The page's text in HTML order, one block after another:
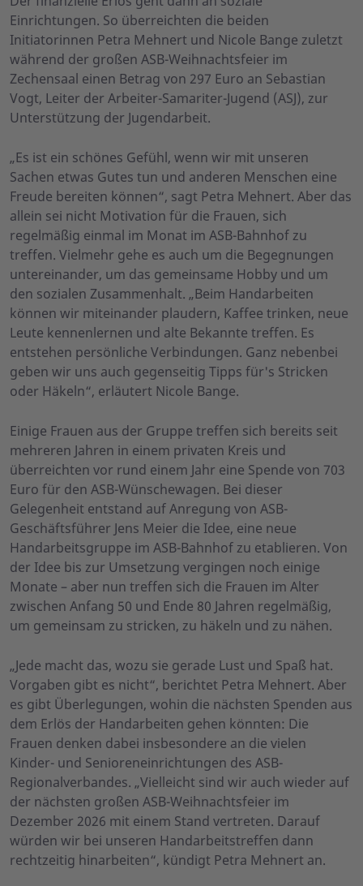
Einrichtungen. So überreichten die beiden
Initiatorinnen Petra Mehnert und Nicole Bange zuletzt
während der großen ASB-Weihnachtsfeier im
Zechensaal einen Betrag von 297 Euro an Sebastian
Vogt, Leiter der Arbeiter-Samariter-Jugend (ASJ), zur
Unterstützung der Jugendarbeit.
„Es ist ein schönes Gefühl, wenn wir mit unseren
Sachen etwas Gutes tun und anderen Menschen eine
Freude bereiten können“, sagt Petra Mehnert. Aber das
allein sei nicht Motivation für die Frauen, sich
regelmäßig einmal im Monat im ASB-Bahnhof zu
treffen. Vielmehr gehe es auch um die Begegnungen
untereinander, um das gemeinsame Hobby und um
den sozialen Zusammenhalt. „Beim Handarbeiten
können wir miteinander plaudern, Kaffee trinken, neue
Leute kennenlernen und alte Bekannte treffen. Es
entstehen persönliche Verbindungen. Ganz nebenbei
geben wir uns auch gegenseitig Tipps für's Stricken
oder Häkeln“, erläutert Nicole Bange.
Einige Frauen aus der Gruppe treffen sich bereits seit
mehreren Jahren in einem privaten Kreis und
überreichten vor rund einem Jahr eine Spende von 703
Euro für den ASB-Wünschewagen. Bei dieser
Gelegenheit entstand auf Anregung von ASB-
Geschäftsführer Jens Meier die Idee, eine neue
Handarbeitsgruppe im ASB-Bahnhof zu etablieren. Von
der Idee bis zur Umsetzung vergingen noch einige
Monate – aber nun treffen sich die Frauen im Alter
zwischen Anfang 50 und Ende 80 Jahren regelmäßig,
um gemeinsam zu stricken, zu häkeln und zu nähen.
„Jede macht das, wozu sie gerade Lust und Spaß hat.
Vorgaben gibt es nicht“, berichtet Petra Mehnert. Aber
es gibt Überlegungen, wohin die nächsten Spenden aus
dem Erlös der Handarbeiten gehen könnten: Die
Frauen denken dabei insbesondere an die vielen
Kinder- und Senioreneinrichtungen des ASB-
Regionalverbandes. „Vielleicht sind wir auch wieder auf
der nächsten großen ASB-Weihnachtsfeier im
Dezember 2026 mit einem Stand vertreten. Darauf
würden wir bei unseren Handarbeitstreffen dann
rechtzeitig hinarbeiten“, kündigt Petra Mehnert an.